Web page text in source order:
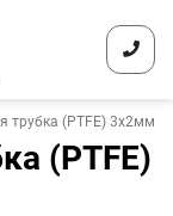
трубка (PTFE) 3х2мм
(PTFE)